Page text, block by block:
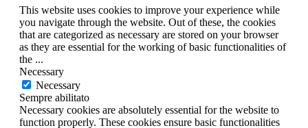
This website uses cookies to improve your experience while
you navigate through the website. Out of these, the cookies
that are categorized as necessary are stored on your browser
as they are essential for the working of basic functionalities of
the ...
Necessary
Necessary
Sempre abilitato
Necessary cookies are absolutely essential for the website to
function properly. These cookies ensure basic functionalities